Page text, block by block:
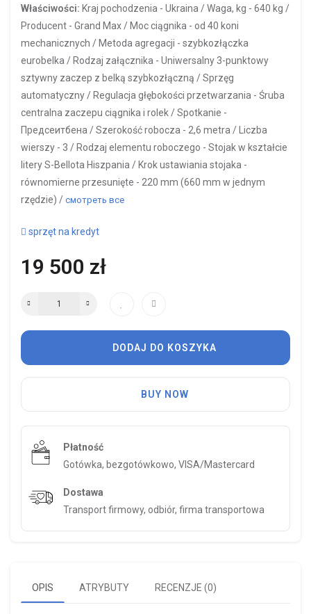
Właściwości: Kraj pochodzenia - Ukraina /Waga, kg - 640 kg /
Producent - Grand Max / Moc ciągnika - od 40 koni
mechanicznych / Metoda agregacji - szybkozłączka
eurobelka / Rodzaj załącznika - Uniwersalny 3-punktowy
sztywny zaczep z belką szybkozłączną / Sprzęg
automatyczny / Regulacja głębokości przetwarzania - Śruba
centralna zaczepu ciągnika i rolek /Spotkanie -
Предсеитбена /Szerokość robocza - 2,6 metra /
Liczba
wierszy - 3 / Rodzaj elementu roboczego - Stojak w kształcie
litery S-Bellota Hiszpania / Krok ustawiania stojaka -
równomierne przesunięte - 220 mm (660 mm w jednym
rzędzie) / смотреть все
sprzęt na kredyt
19 500 zł
DODAJ DO KOSZYKA
BUY NOW
Płatność
Gotówka, bezgotówkowo, VISA/Mastercard
Dostawa
Transport firmowy, odbiór, firma transportowa
OPIS ATRYBUTY RECENZJE (0)